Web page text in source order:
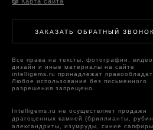
ЗАКАЗАТЬ ОБРАТНЫЙ ЗВОНОК
Intelligems.ru не осуществляет продажи
драгоценных камней (бриллианты,
александриты, изумруды, синие сапфиры
Все права на тексты, фотографии,
дизайн и иные материалы на сайте
intelligems.ru принадлежат
Любое использование без письменного
разрешения запрещено.
🎲 Карта сайта